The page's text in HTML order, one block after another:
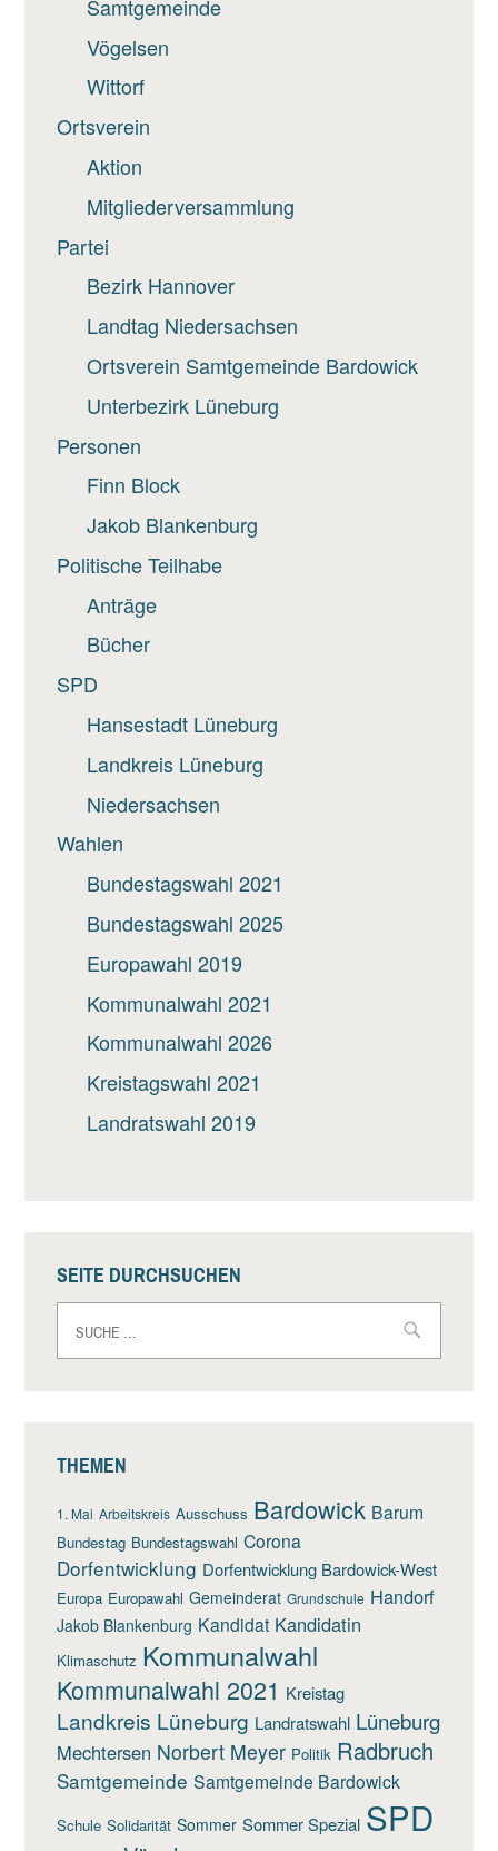
Samtgemeinde
Vögelsen
Wittorf
Ortsverein
Aktion
Mitgliederversammlung
Partei
Bezirk Hannover
Landtag Niedersachsen
Ortsverein Samtgemeinde Bardowick
Unterbezirk Lüneburg
Personen
Finn Block
Jakob Blankenburg
Politische Teilhabe
Anträge
Bücher
SPD
Hansestadt Lüneburg
Landkreis Lüneburg
Niedersachsen
Wahlen
Bundestagswahl 2021
Bundestagswahl 2025
Europawahl 2019
Kommunalwahl 2021
Kommunalwahl 2026
Kreistagswahl 2021
Landratswahl 2019
SEITE DURCHSUCHEN
nach:
THEMEN
1. Mai Arbeitskreis Ausschuss Bardowick Barum
Bundestag Bundestagswahl Corona
Dorfentwicklung Dorfentwicklung Bardowick-West
Europa Europawahl Gemeinderat Grundschule Handorf
Jakob Blankenburg Kandidat Kandidatin
Klimaschutz Kommunalwahl
Kommunalwahl 2021 Kreistag
Landkreis Lüneburg Landratswahl Lüneburg
Mechtersen Norbert Meyer Politik Radbruch
Samtgemeinde Samtgemeinde Bardowick
Schule Solidarität Sommer Sommer Spezial SPD